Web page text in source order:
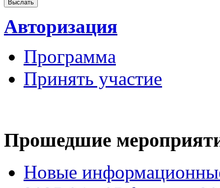
Авторизация
Программа
Принять участие
Прошедшие
Новые